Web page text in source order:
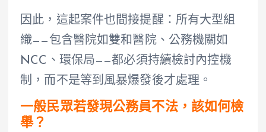
因此，這起案件也間接提醒：所有大型組
織——包含醫院如雙和醫院、公務機關如
NCC、環保局——都必須持續檢討內控機
制，而不是等到風暴爆發後才處理。
一般民眾若發現公務員不法，該如何檢
舉？